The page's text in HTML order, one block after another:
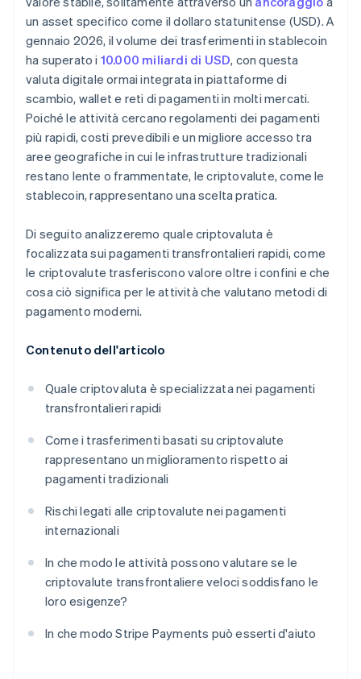
un asset specifico come il dollaro statunitense (USD). A
gennaio 2026, il volume dei trasferimenti in stablecoin
ha superato i 10.000 miliardi di USD, con questa
valuta digitale ormai integrata in piattaforme di
scambio, wallet e reti di pagamenti in molti mercati.
Poiché le attività cercano regolamenti dei pagamenti
più rapidi, costi prevedibili e un migliore accesso tra
aree geografiche in cui le infrastrutture tradizionali
restano lente o frammentate, le criptovalute, come le
stablecoin, rappresentano una scelta pratica.
Di seguito analizzeremo quale criptovaluta è
focalizzata sui pagamenti transfrontalieri rapidi, come
le criptovalute trasferiscono valore oltre i confini e che
cosa ciò significa per le attività che valutano metodi di
pagamento moderni.
Contenuto dell'articolo
Quale criptovaluta è specializzata nei pagamenti
transfrontalieri rapidi
Come i trasferimenti basati su criptovalute
rappresentano un miglioramento rispetto ai
pagamenti tradizionali
Rischi legati alle criptovalute nei pagamenti
internazionali
In che modo le attività possono valutare se le
criptovalute transfrontaliere veloci soddisfano le
loro esigenze?
In che modo Stripe Payments può esserti d'aiuto